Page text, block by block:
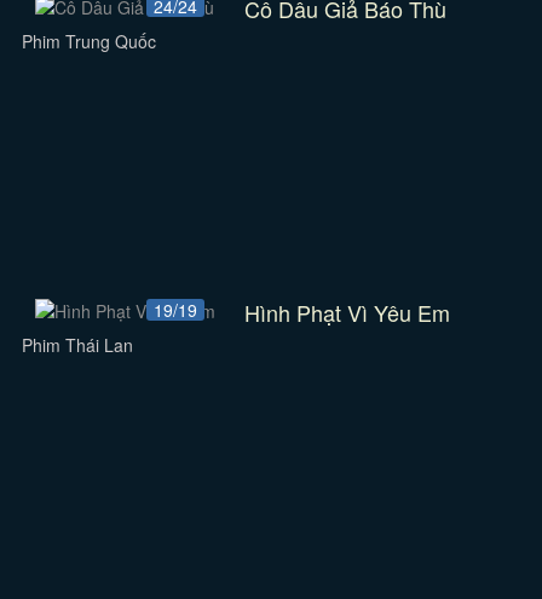
24/24 Cô Dâu Giả Báo Thù
Phim Trung Quốc
19/19 Hình Phạt Vì Yêu Em
Phim Thái Lan